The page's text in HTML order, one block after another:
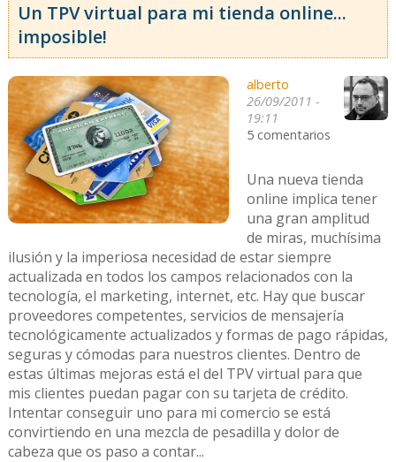
Un TPV virtual para mi tienda online...
imposible!
alberto
26/09/2011 -
19:11
5 comentarios
Una nueva tienda
online implica tener
una gran amplitud
de miras, muchísima
ilusión y la imperiosa necesidad de estar siempre
actualizada en todos los campos relacionados con la
tecnología, el marketing, internet, etc. Hay que buscar
proveedores competentes, servicios de mensajería
tecnológicamente actualizados y formas de pago rápidas,
seguras y cómodas para nuestros clientes. Dentro de
estas últimas mejoras está el del TPV virtual para que
mis clientes puedan pagar con su tarjeta de crédito.
Intentar conseguir uno para mi comercio se está
convirtiendo en una mezcla de pesadilla y dolor de
cabeza que os paso a contar...